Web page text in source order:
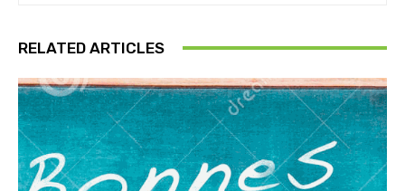
RELATED ARTICLES